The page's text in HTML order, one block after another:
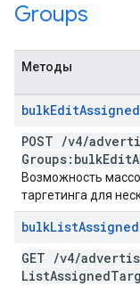
Groups
Методы
bulkEditAssigned
POST /v4/
Groups:bulkEdit
Возможность
таргетинга для
bulkListAssigned
GET /v4/
ListAssigned